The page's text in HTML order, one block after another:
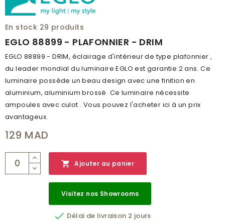
En stock 29 produits
EGLO 88899 - PLAFONNIER - DRIM
EGLO 88899 - DRIM, éclairage d'intérieur de type plafonnier ,
du leader mondial du luminaire EGLO est garantie 2 ans. Ce
luminaire possède un beau design avec une finition en
aluminium, aluminium brossé. Ce luminaire nécessite
ampoules avec culot . Vous pouvez l'acheter ici à un prix
avantageux.
129 MAD
 Ajouter au panier
Visitez nos Showrooms
 Délai de livraison 2 jours